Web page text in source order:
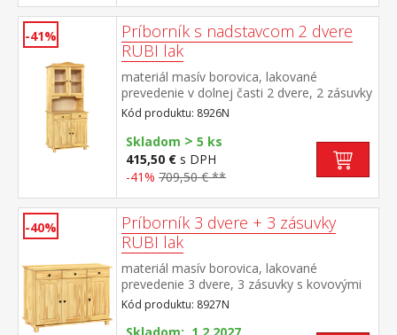
-41%
Príborník s nadstavcom 2 dvere
RUBI lak
materiál masív borovica, lakované
prevedenie v dolnej časti 2 dvere, 2 zásuvky
s kovovými pojazdmi v hornej časti dvoje
presklené dvere
Kód produktu: 8926N
Skladom > 5 ks
415,50 € s DPH
-41% 709,50 € **
-40%
Príborník 3 dvere + 3 zásuvky
RUBI lak
materiál masív borovica, lakované
prevedenie 3 dvere, 3 zásuvky s kovovými
pojazdmi, 1 polica
Kód produktu: 8927N